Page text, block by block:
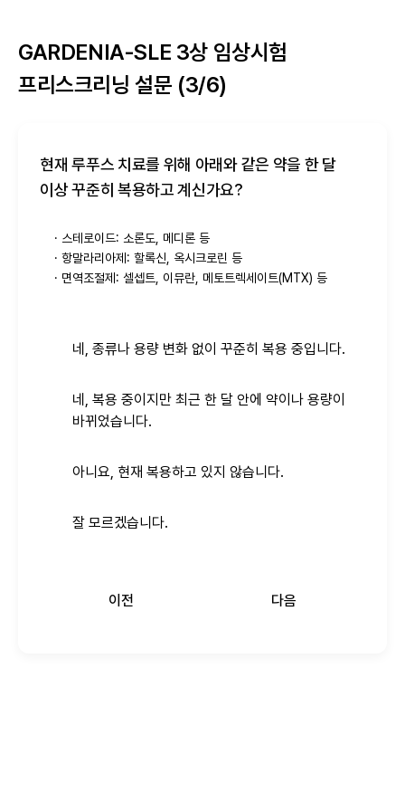
GARDENIA-SLE 3상 임상시험
프리스크리닝 설문 (3/6)
현재 루푸스 치료를 위해 아래와 같은 약을 한 달
이상 꾸준히 복용하고 계신가요?
· 스테로이드: 소론도, 메디론 등
· 항말라리아제: 할록신, 옥시크로린 등
· 면역조절제: 셀셉트, 이뮤란, 메토트렉세이트(MTX) 등
네, 종류나 용량 변화 없이 꾸준히 복용 중입니다.
네, 복용 중이지만 최근 한 달 안에 약이나 용량이
바뀌었습니다.
아니요, 현재 복용하고 있지 않습니다.
잘 모르겠습니다.
이전 다음